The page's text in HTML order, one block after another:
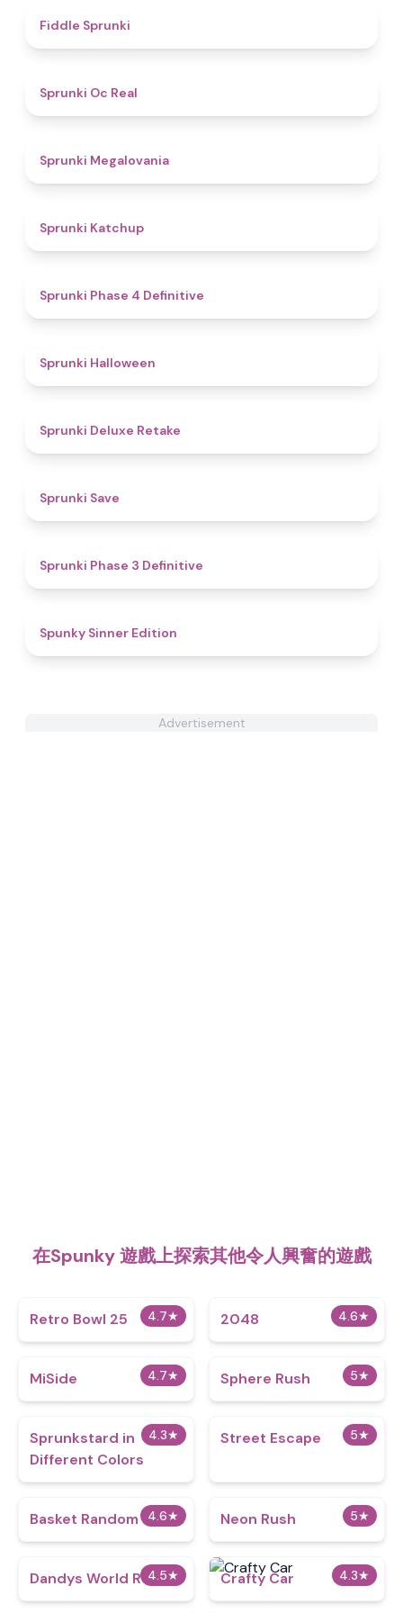
Fiddle Sprunki
Sprunki Oc Real
Sprunki Megalovania
Sprunki Katchup
Sprunki Phase 4 Definitive
Sprunki Halloween
Sprunki Deluxe Retake
Sprunki Save
Sprunki Phase 3 Definitive
Spunky Sinner Edition
Advertisement
在Spunky 遊戲上探索其他令人興奮的遊戲
4.7★
Retro Bowl 25 4.6★
2048
4.7★
MiSide 5★
Sphere Rush
4.3★
Sprunkstard in
Different Colors
5★
Street Escape
4.6★
Basket Random 5★
Neon Rush
4.5★
Dandys World Roblox 4.3★
Crafty Car